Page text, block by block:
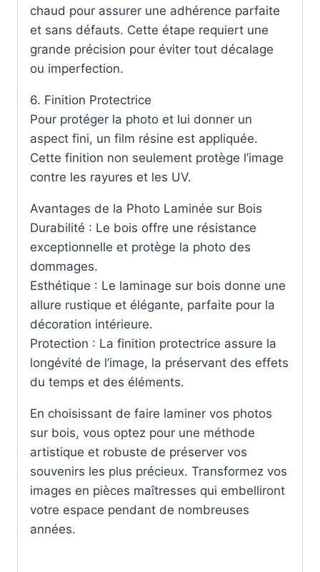
chaud pour assurer une adhérence parfaite
et sans défauts. Cette étape requiert une
grande précision pour éviter tout décalage
ou imperfection.
6. Finition Protectrice
Pour protéger la photo et lui donner un
aspect fini, un film résine est appliquée.
Cette finition non seulement protège l’image
contre les rayures et les UV.
Avantages de la Photo Laminée sur Bois
Durabilité : Le bois offre une résistance
exceptionnelle et protège la photo des
dommages.
Esthétique : Le laminage sur bois donne une
allure rustique et élégante, parfaite pour la
décoration intérieure.
Protection : La finition protectrice assure la
longévité de l’image, la préservant des effets
du temps et des éléments.
En choisissant de faire laminer vos photos
sur bois, vous optez pour une méthode
artistique et robuste de préserver vos
souvenirs les plus précieux. Transformez vos
images en pièces maîtresses qui embelliront
votre espace pendant de nombreuses
années.